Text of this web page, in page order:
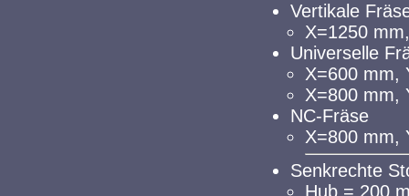
Vertikale
X=1250
Universelle
X=600 mm,
X=800 mm,
NC-Fräse
X=800 mm,
Senkrechte
Hub = 200